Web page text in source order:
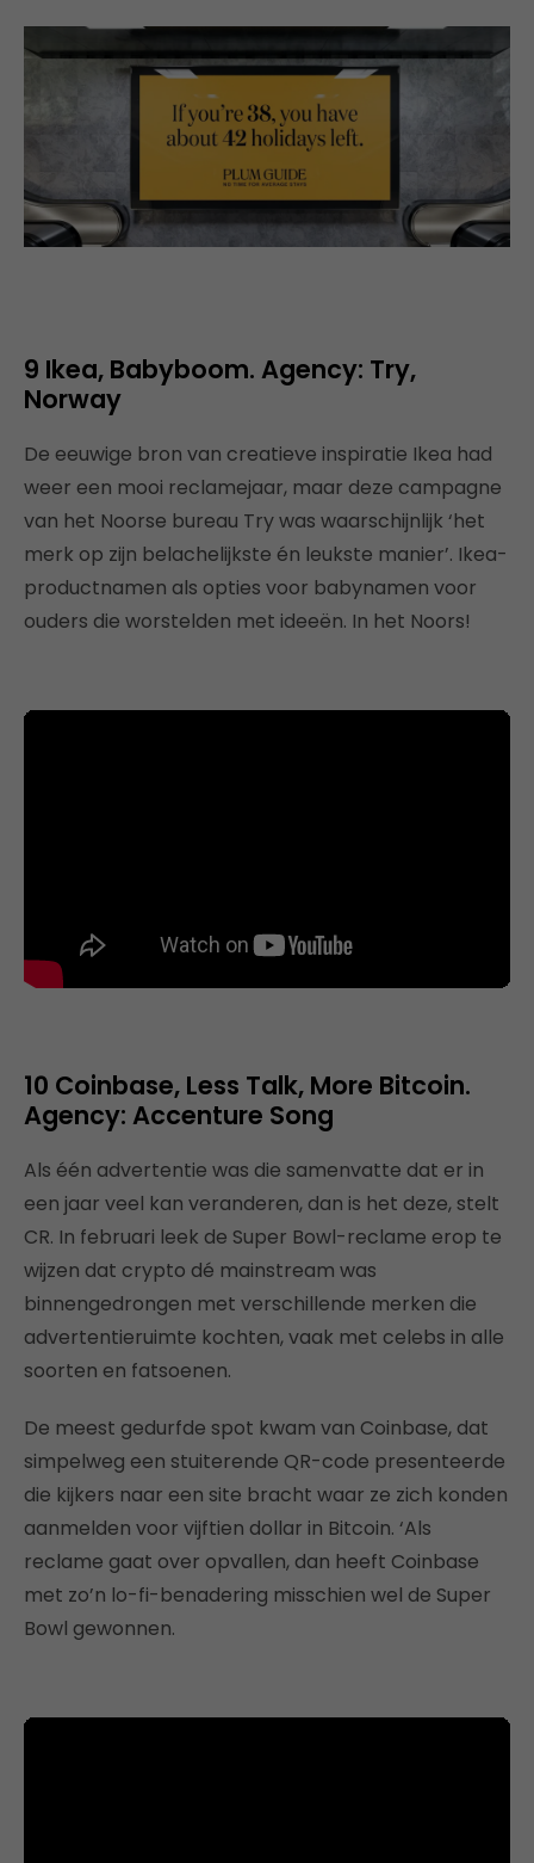
9 Ikea, Babyboom. Agency: Try,
Norway
De eeuwige bron van creatieve inspiratie Ikea had
weer een mooi reclamejaar, maar deze campagne
van het Noorse bureau Try was waarschijnlijk ‘het
merk op zijn belachelijkste én leukste manier’. Ikea-
productnamen als opties voor babynamen voor
ouders die worstelden met ideeën. In het Noors!
10 Coinbase, Less Talk, More Bitcoin.
Agency: Accenture Song
Als één advertentie was die samenvatte dat er in
een jaar veel kan veranderen, dan is het deze, stelt
CR. In februari leek de Super Bowl-reclame erop te
wijzen dat crypto dé mainstream was
binnengedrongen met verschillende merken die
advertentieruimte kochten, vaak met celebs in alle
soorten en fatsoenen.
De meest gedurfde spot kwam van Coinbase, dat
simpelweg een stuiterende QR-code presenteerde
die kijkers naar een site bracht waar ze zich konden
aanmelden voor vijftien dollar in Bitcoin. ‘Als
reclame gaat over opvallen, dan heeft Coinbase
met zo’n lo-fi-benadering misschien wel de Super
Bowl gewonnen.